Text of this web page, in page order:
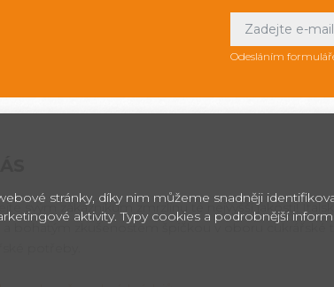
Odesláním
svým zákazníkům zmrzlinu té nejvyšší jakosti!
a bohatým zkušenostem špičkou v oboru
stránky, díky nim můžeme snadněji
aktivity. Typy cookies a podrobnější